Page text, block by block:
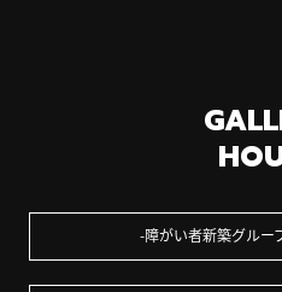
障がい者新築グルー